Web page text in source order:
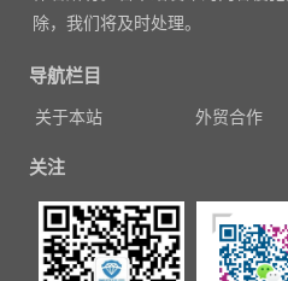
除，我们将及时处理。
导航栏目
关于本站 外贸合作
关注